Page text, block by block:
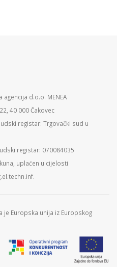
d.o.o. MENEA
40 000 Čakovec
registar: Trgovački sud u
registar: 070084035
uplaćen u cijelosti
Europska unija iz Europskog